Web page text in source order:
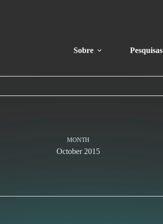
Sobre Pesquisas
MONTH
October 2015